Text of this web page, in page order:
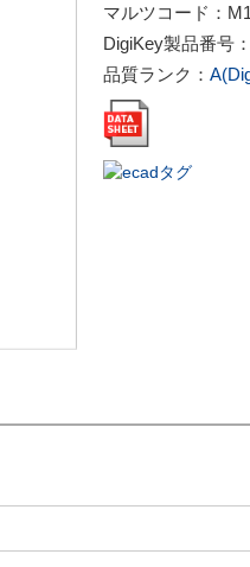
マルツコード：
DigiKey製品番号：
品質ランク：